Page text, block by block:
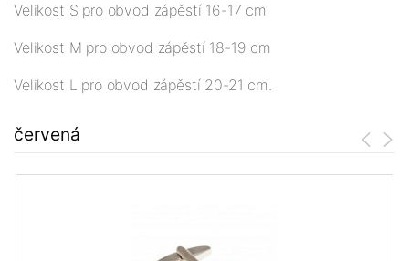
Velikost S pro obvod zápěstí 16-17 cm
Velikost M pro obvod zápěstí 18-19 cm
Velikost L pro obvod zápěstí 20-21 cm.
červená